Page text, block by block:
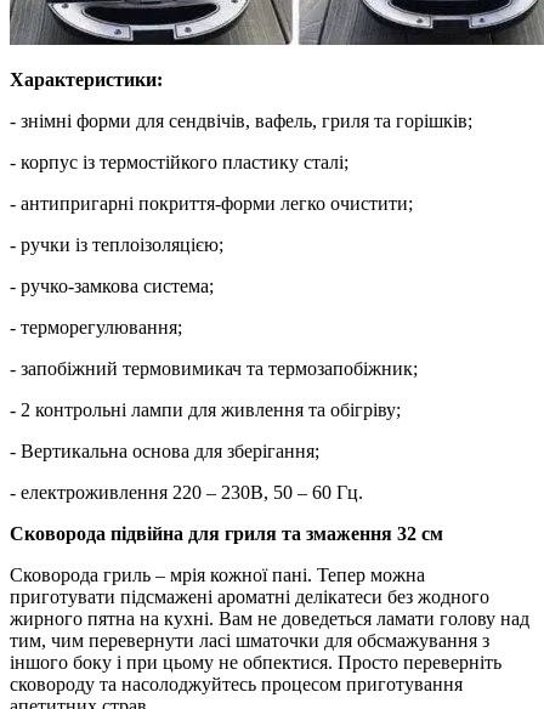
Характеристики:
- знімні форми для сендвічів, вафель, гриля та горішків;
- корпус із термостійкого пластику сталі;
- антипригарні покриття-форми легко очистити;
- ручки із теплоізоляцією;
- ручко-замкова система;
- терморегулювання;
- запобіжний термовимикач та термозапобіжник;
- 2 контрольні лампи для живлення та обігріву;
- Вертикальна основа для зберігання;
- електроживлення 220 – 230В, 50 – 60 Гц.
Сковорода підвійна для гриля та змаження 32 см
Сковорода гриль – мрія кожної пані. Тепер можна
приготувати підсмажені ароматні делікатеси без жодного
жирного пятна на кухні. Вам не доведеться ламати голову над
тим, чим перевернути ласі шматочки для обсмажування з
іншого боку і при цьому не обпектися. Просто переверніть
сковороду та насолоджуйтесь процесом приготування